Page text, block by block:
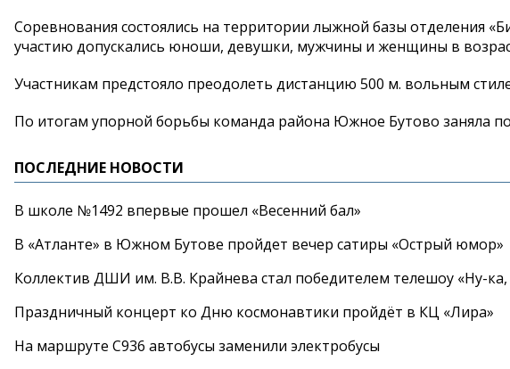
Соревнования состоялись на территории лыжной базы отделения
участию допускались юноши, девушки, мужчины и женщины в
Участникам предстояло преодолеть дистанцию 500 м. вольным
По итогам упорной борьбы команда района Южное Бутово заняла
ПОСЛЕДНИЕ НОВОСТИ
В школе №1492 впервые прошел «Весенний бал»
В «Атланте» в Южном Бутове пройдет вечер сатиры «Острый юмор»
Коллектив ДШИ им. В.В. Крайнева стал победителем телешоу «Ну-ка,
Праздничный концерт ко Дню космонавтики пройдёт в КЦ «Лира»
На маршруте С936 автобусы заменили электробусы